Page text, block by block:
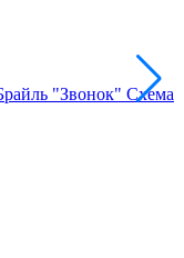
"Звонок" Схема